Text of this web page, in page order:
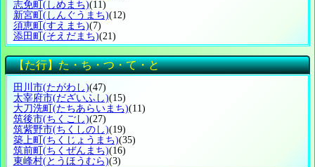
志免町 (しめまち)(11)
新宮町 (しんぐうまち)(12)
須恵町 (すえまち)(7)
添田町 (そえだまち)(21)
【た行】た・ち・つ・て・と
田川市(たがわし)(47)
太宰府市(だざいふし)(15)
大刀洗町(たちあらいまち)(11)
筑後市(ちくごし)(27)
筑紫野市(ちくしのし)(19)
築上町(ちくじょうまち)(35)
筑前町(ちくぜんまち)(16)
東峰村(とうほうむら)(3)